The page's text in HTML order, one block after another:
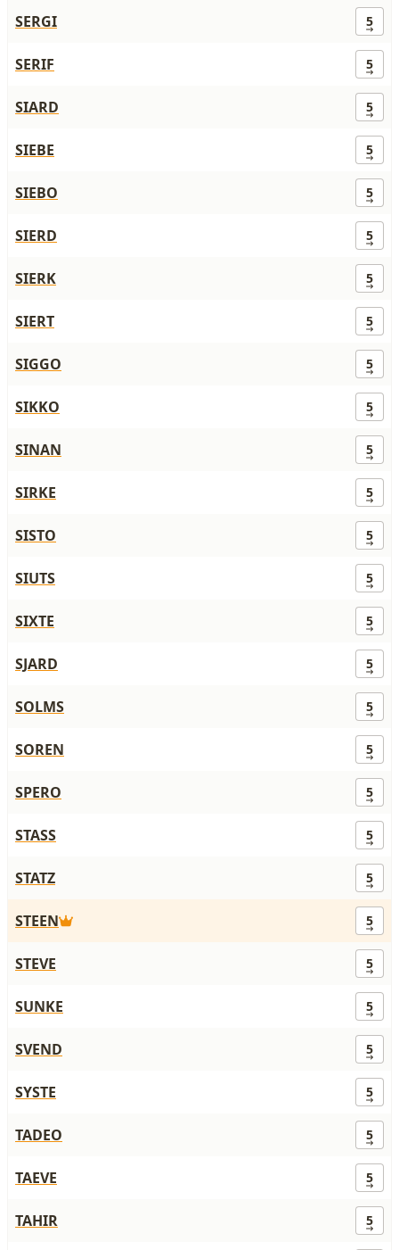
SERGI 5
SERIF 5
SIARD 5
SIEBE 5
SIEBO 5
SIERD 5
SIERK 5
SIERT 5
SIGGO 5
SIKKO 5
SINAN 5
SIRKE 5
SISTO 5
SIUTS 5
SIXTE 5
SJARD 5
SOLMS 5
SOREN 5
SPERO 5
STASS 5
STATZ 5
STEEN 5
STEVE 5
SUNKE 5
SVEND 5
SYSTE 5
TADEO 5
TAEVE 5
TAHIR 5